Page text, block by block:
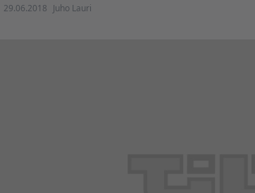
29.06.2018 Juho Lauri